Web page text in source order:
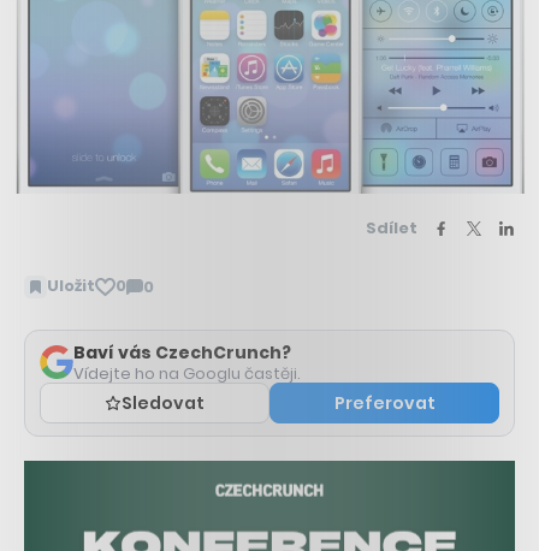
Sdílet
Uložit 0 0
Zobrazit
Baví vás CzechCrunch?
Vídejte ho na Googlu častěji.
Sledovat Preferovat